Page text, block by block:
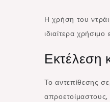
Η χρήση του
ιδιαίτερα
Εκτέλεση
Το αντεπίθεσης
απροετοίμαστους,